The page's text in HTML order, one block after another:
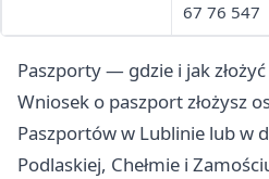
67 76 547
Paszporty — gdzie i jak
Wniosek o paszport złożysz
Paszportów w Lublinie lub w
Podlaskiej, Chełmie i